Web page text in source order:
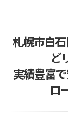
札
鉄
札幌市白
ど
実績豊富
ロ